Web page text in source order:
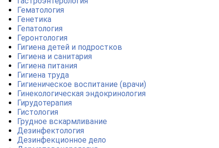
Гематология
Генетика
Гепатология
Геронтология
Гигиена детей и подростков
Гигиена и санитария
Гигиена питания
Гигиена труда
Гигиеническое воспитание (врачи)
Гинекологическая эндокринология
Гирудотерапия
Гистология
Грудное вскармливание
Дезинфектология
Дезинфекционное дело